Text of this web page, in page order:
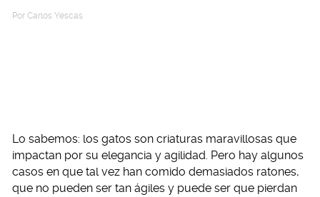
Por Carlos Yescas
Lo sabemos: los gatos son criaturas maravillosas que
impactan por su elegancia y agilidad. Pero hay algunos
casos en que tal vez han comido demasiados ratones,
que no pueden ser tan ágiles y puede ser que pierdan